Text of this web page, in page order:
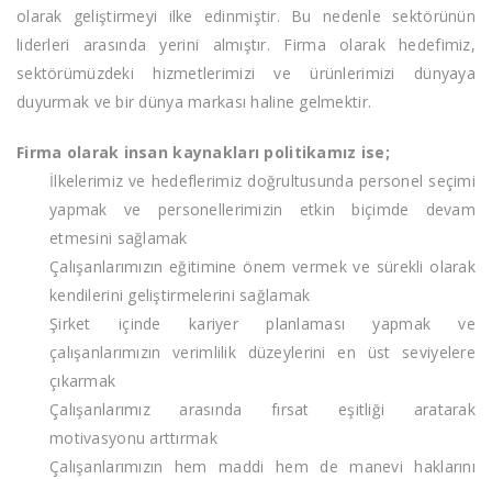
olarak geliştirmeyi ilke edinmiştir. Bu nedenle sektörünün
liderleri arasında yerini almıştır. Firma olarak hedefimiz,
sektörümüzdeki hizmetlerimizi ve ürünlerimizi dünyaya
duyurmak ve bir dünya markası haline gelmektir.
Firma olarak insan kaynakları politikamız ise;
İlkelerimiz ve hedeflerimiz doğrultusunda personel seçimi
yapmak ve personellerimizin etkin biçimde devam
etmesini sağlamak
Çalışanlarımızın eğitimine önem vermek ve sürekli olarak
kendilerini geliştirmelerini sağlamak
Şirket içinde kariyer planlaması yapmak ve
çalışanlarımızın verimlilik düzeylerini en üst seviyelere
çıkarmak
Çalışanlarımız arasında fırsat eşitliği aratarak
motivasyonu arttırmak
Çalışanlarımızın hem maddi hem de manevi haklarını